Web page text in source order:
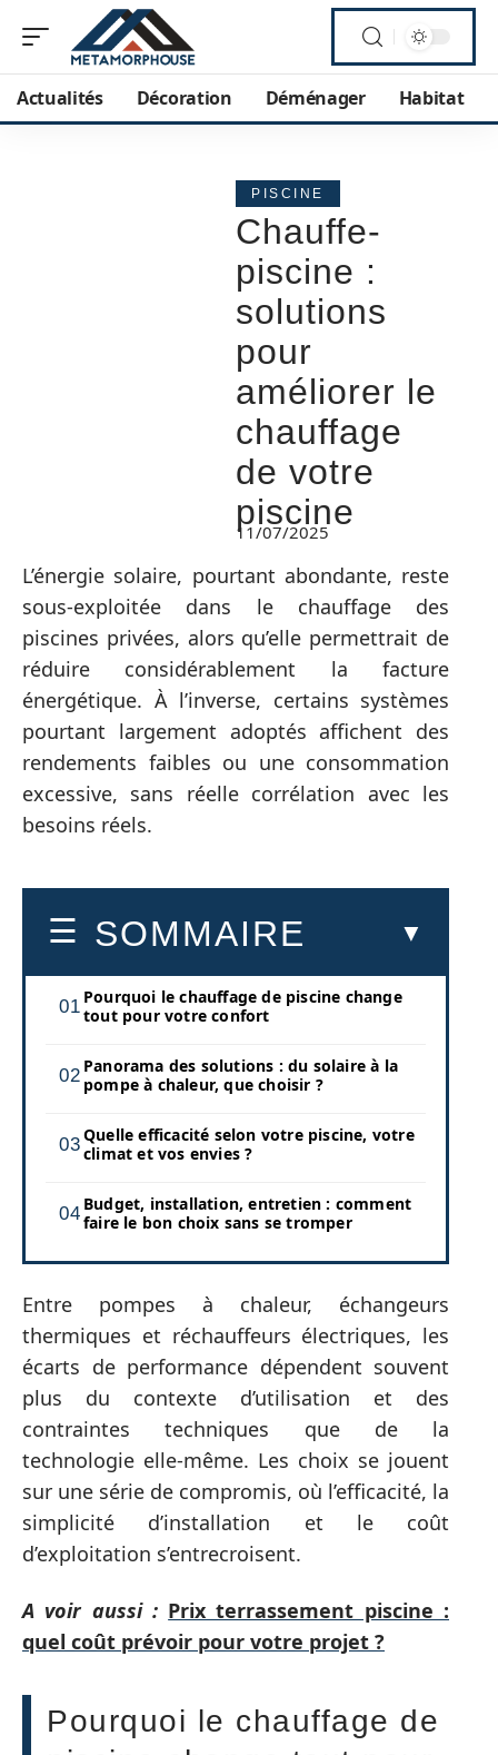
Actualités Décoration Déménager Habitat
PISCINE
Chauffe-
piscine :
solutions
pour
améliorer le
chauffage
de votre
piscine
11/07/2025
L’énergie solaire, pourtant abondante, reste
sous-exploitée dans le chauffage des
piscines privées, alors qu’elle permettrait de
réduire considérablement la facture
énergétique. À l’inverse, certains systèmes
pourtant largement adoptés affichent des
rendements faibles ou une consommation
excessive, sans réelle corrélation avec les
besoins réels.
SOMMAIRE
Pourquoi le chauffage de piscine change
tout pour votre confort
Panorama des solutions : du solaire à la
pompe à chaleur, que choisir ?
Quelle efficacité selon votre piscine, votre
climat et vos envies ?
Budget, installation, entretien : comment
faire le bon choix sans se tromper
Entre pompes à chaleur, échangeurs
thermiques et réchauffeurs électriques, les
écarts de performance dépendent souvent
plus du contexte d’utilisation et des
contraintes techniques que de la
technologie elle-même. Les choix se jouent
sur une série de compromis, où l’efficacité, la
simplicité d’installation et le coût
d’exploitation s’entrecroisent.
A voir aussi : Prix terrassement piscine :
quel coût prévoir pour votre projet ?
Pourquoi le chauffage de